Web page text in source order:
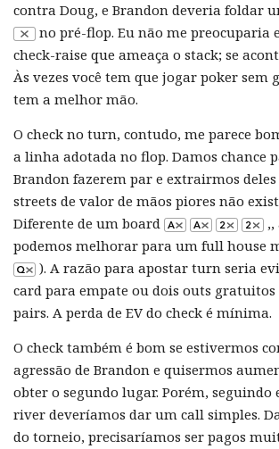
contra Doug, e Brandon deveria foldar
no pré-flop. Eu não me preocuparia
check-raise que ameaça o stack; se
Às vezes você tem que jogar poker sem
tem a melhor mão.
O check no turn, contudo, me parece
a linha adotada no flop. Damos chance
Brandon fazerem par e extrairmos
streets de valor de mãos piores não
Diferente de um board
podemos melhorar para um full house
). A razão para apostar turn seria
card para empate ou dois outs gratuitos
pairs. A perda de EV do check é mínima.
O check também é bom se estivermos
agressão de Brandon e quisermos
obter o segundo lugar. Porém, seguindo
river deveríamos dar um call simples.
do torneio, precisaríamos ser pagos